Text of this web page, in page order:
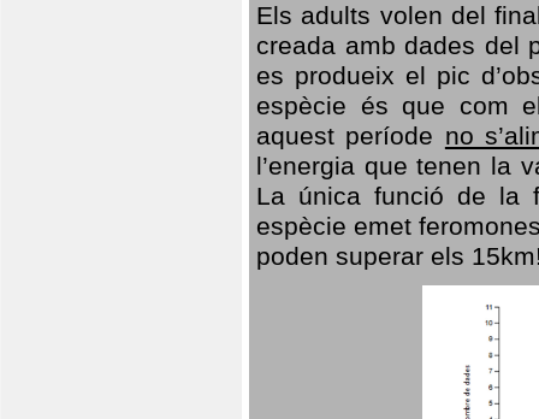
Els adults volen del
creada amb dades del
es produeix el pic
espècie és que com
aquest període no
l’energia que tenen la
La única funció de la
espècie emet
poden superar els